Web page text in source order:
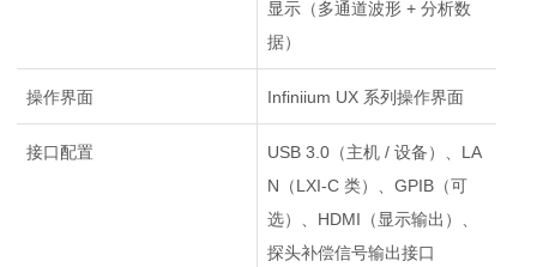
显示（多通道波形 + 分析数
据）
操作界面 Infiniium UX 系列操作界面
接口配置
USB 3.0（主机 / 设备）、LA
N（LXI-C 类）、GPIB（可
选）、HDMI（显示输出）、
探头补偿信号输出接口